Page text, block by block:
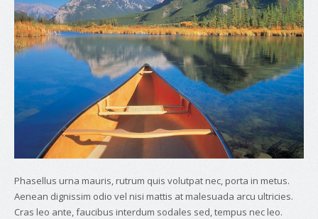
Phasellus urna mauris, rutrum quis volutpat nec, porta in metus.
Aenean dignissim odio vel nisi mattis at malesuada arcu ultricies.
Cras leo ante, faucibus interdum sodales sed, tempus nec leo.